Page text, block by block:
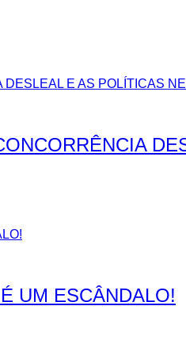
UM ESCÂNDALO!